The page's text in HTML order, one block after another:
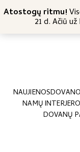
Atostogų ritmu!
21 d. Ačiū
Nemokamas
NAUJIENOS
NAMŲ
DOVANŲ